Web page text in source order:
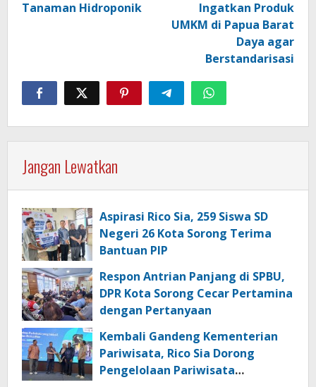
Tanaman Hidroponik
Ingatkan Produk
UMKM di Papua Barat
Daya agar
Berstandarisasi
Jangan Lewatkan
Aspirasi Rico Sia, 259 Siswa SD
Negeri 26 Kota Sorong Terima
Bantuan PIP
Respon Antrian Panjang di SPBU,
DPR Kota Sorong Cecar Pertamina
dengan Pertanyaan
Kembali Gandeng Kementerian
Pariwisata, Rico Sia Dorong
Pengelolaan Pariwisata